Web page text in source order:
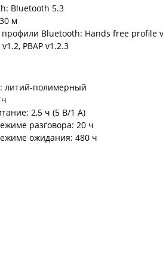
Bluetooth 5.3
м
Bluetooth: Hands free profile
PBAP v1.2.3
литий-полимерный
2,5 ч (5 В/1 А)
разговора: 20 ч
ожидания: 480 ч